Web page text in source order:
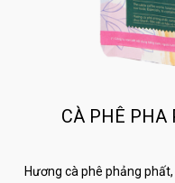
CÀ PHÊ PHA
Hương cà phê phảng